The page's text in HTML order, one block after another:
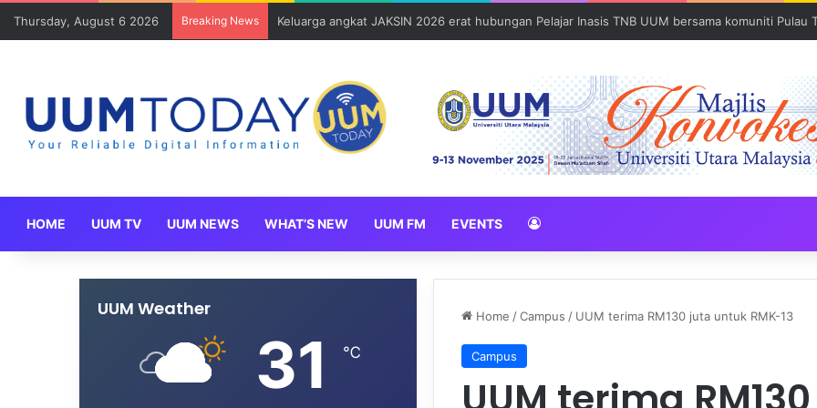
Thursday, August 6 2026 Breaking News Sains Kuantitatif dan Sains Forensik: UUM–USM teroka kolaborasi penyelidikan strategik
HOME UUM TV UUM NEWS WHAT’S NEW UUM FM EVENTS
Home /Campus / UUM terima RM130 juta untuk RMK-13
Campus
UUM Weather
31 ℃